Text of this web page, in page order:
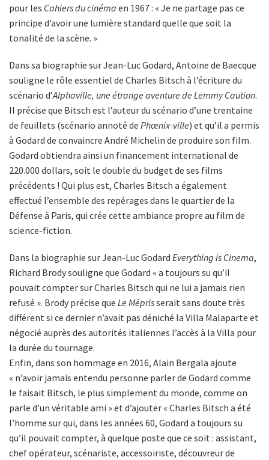
pour les Cahiers du cinéma en 1967 : « Je ne partage pas ce
principe d’avoir une lumière standard quelle que soit la
tonalité de la scène. »
Dans sa biographie sur Jean-Luc Godard, Antoine de Baecque
souligne le rôle essentiel de Charles Bitsch à l’écriture du
scénario d’Alphaville, une étrange aventure de Lemmy Caution.
Il précise que Bitsch est l’auteur du scénario d’une trentaine
de feuillets (scénario annoté de Phœnix-ville) et qu’il a permis
à Godard de convaincre André Michelin de produire son film.
Godard obtiendra ainsi un financement international de
220.000 dollars, soit le double du budget de ses films
précédents ! Qui plus est, Charles Bitsch a également
effectué l’ensemble des repérages dans le quartier de la
Défense à Paris, qui crée cette ambiance propre au film de
science-fiction.
Dans la biographie sur Jean-Luc Godard Everything is Cinema,
Richard Brody souligne que Godard « a toujours su qu’il
pouvait compter sur Charles Bitsch qui ne lui a jamais rien
refusé ». Brody précise que Le Méprisserait sans doute très
différent si ce dernier n’avait pas déniché la Villa Malaparte et
négocié auprès des autorités italiennes l’accès à la Villa pour
la durée du tournage.
Enfin, dans son hommage en 2016, Alain Bergala ajoute
« n’avoir jamais entendu personne parler de Godard comme
le faisait Bitsch, le plus simplement du monde, comme on
parle d’un véritable ami » et d’ajouter « Charles Bitsch a été
l’homme sur qui, dans les années 60, Godard a toujours su
qu’il pouvait compter, à quelque poste que ce soit : assistant,
chef opérateur, scénariste, accessoiriste, découvreur de